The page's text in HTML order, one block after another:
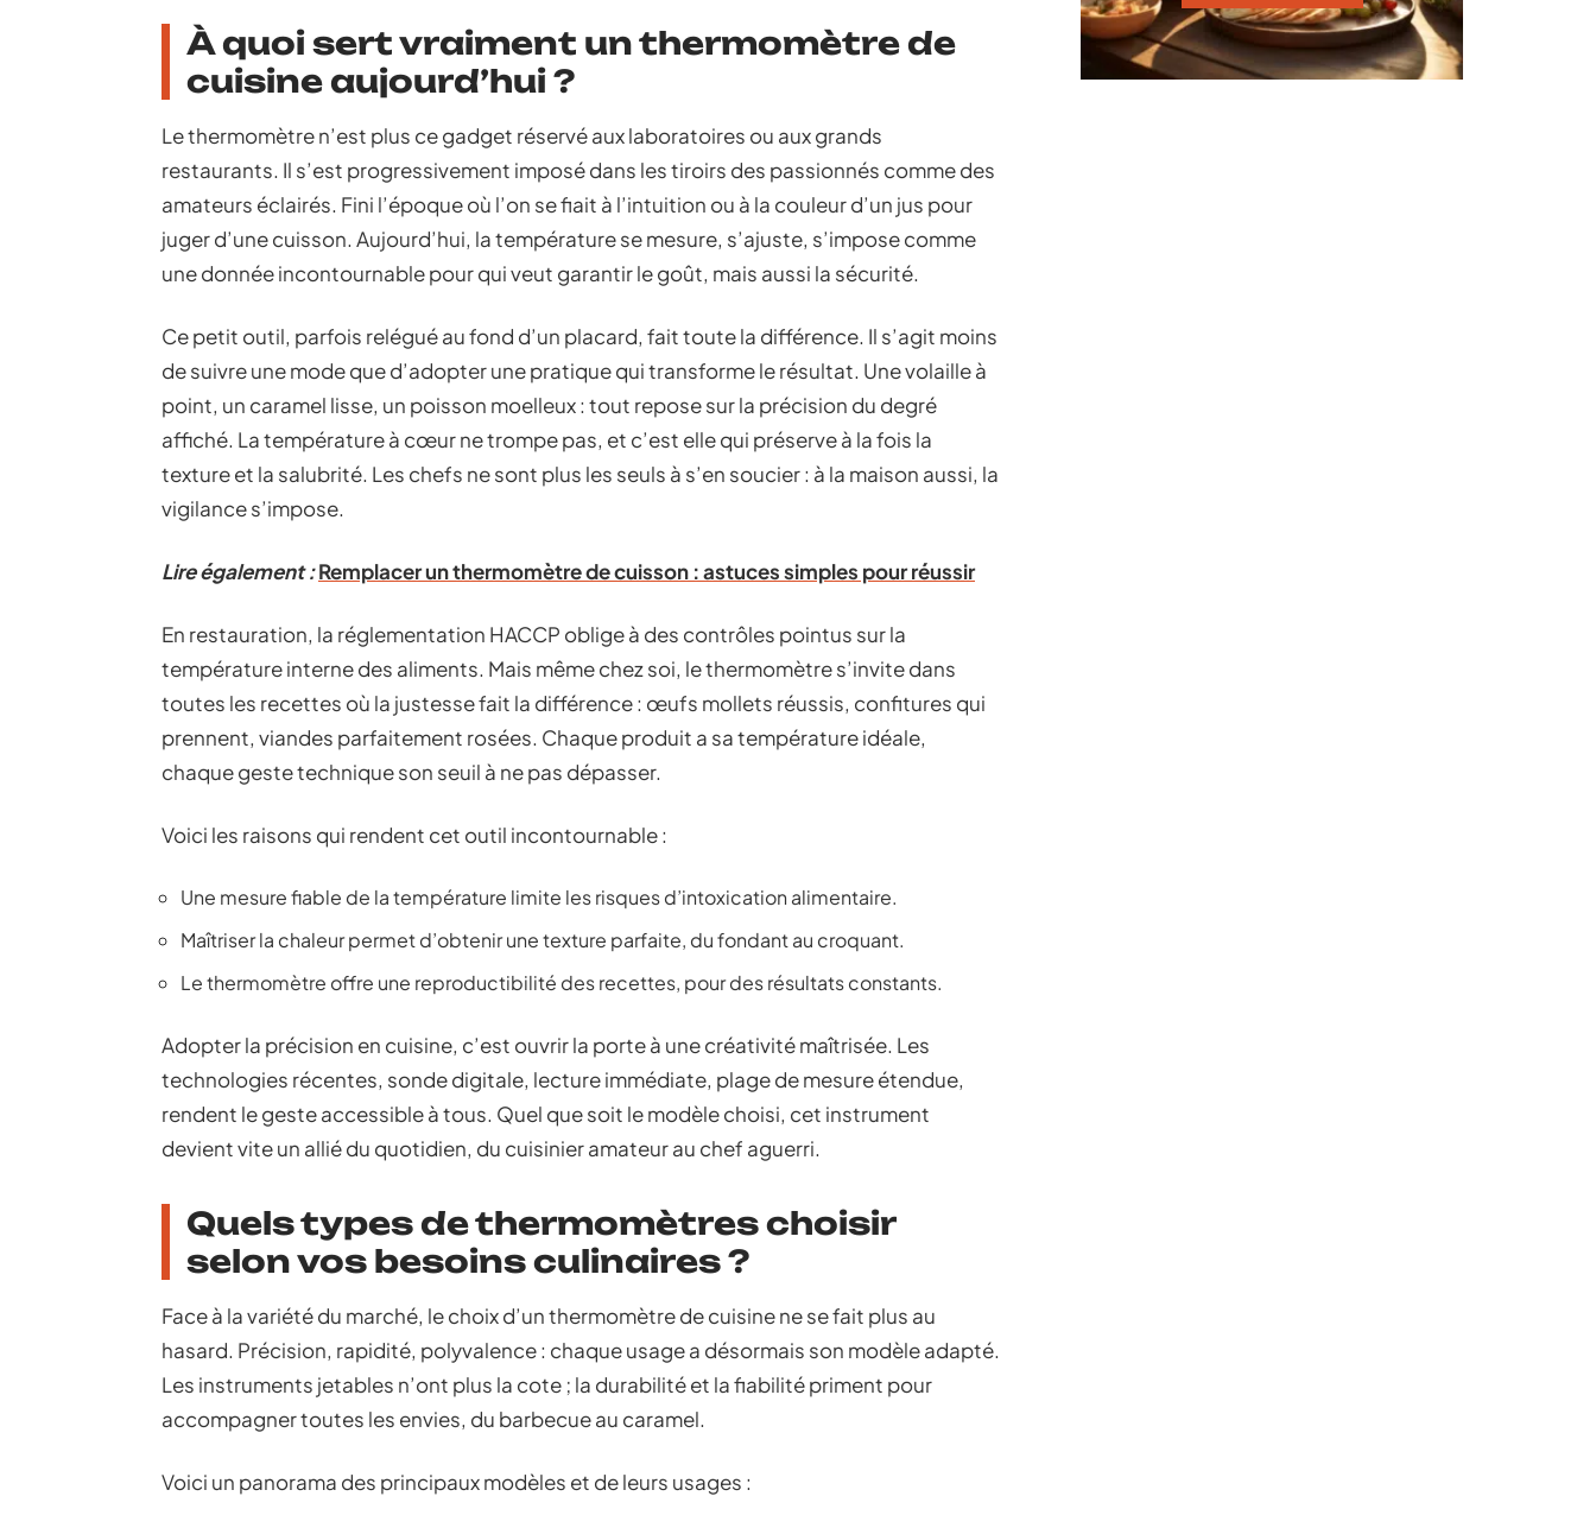
À quoi sert vraiment un thermomètre de
cuisine aujourd’hui ?
Le thermomètre n’est plus ce gadget réservé aux laboratoires ou aux grands
restaurants. Il s’est progressivement imposé dans les tiroirs des passionnés comme des
amateurs éclairés. Fini l’époque où l’on se fiait à l’intuition ou à la couleur d’un jus pour
juger d’une cuisson. Aujourd’hui, la température se mesure, s’ajuste, s’impose comme
une donnée incontournable pour qui veut garantir le goût, mais aussi la sécurité.
Ce petit outil, parfois relégué au fond d’un placard, fait toute la différence. Il s’agit moins
de suivre une mode que d’adopter une pratique qui transforme le résultat. Une volaille à
point, un caramel lisse, un poisson moelleux : tout repose sur la précision du degré
affiché. La température à cœur ne trompe pas, et c’est elle qui préserve à la fois la
texture et la salubrité. Les chefs ne sont plus les seuls à s’en soucier : à la maison aussi, la
vigilance s’impose.
Lire également :Remplacer un thermomètre de cuisson : astuces simples pour réussir
En restauration, la réglementation HACCP oblige à des contrôles pointus sur la
température interne des aliments. Mais même chez soi, le thermomètre s’invite dans
toutes les recettes où la justesse fait la différence : œufs mollets réussis, confitures qui
prennent, viandes parfaitement rosées. Chaque produit a sa température idéale,
chaque geste technique son seuil à ne pas dépasser.
Voici les raisons qui rendent cet outil incontournable :
Une mesure fiable de la température limite les risques d’intoxication alimentaire.
Maîtriser la chaleur permet d’obtenir une texture parfaite, du fondant au croquant.
Le thermomètre offre une reproductibilité des recettes, pour des résultats constants.
Adopter la précision en cuisine, c’est ouvrir la porte à une créativité maîtrisée. Les
technologies récentes, sonde digitale, lecture immédiate, plage de mesure étendue,
rendent le geste accessible à tous. Quel que soit le modèle choisi, cet instrument
devient vite un allié du quotidien, du cuisinier amateur au chef aguerri.
Quels types de thermomètres choisir
selon vos besoins culinaires ?
Face à la variété du marché, le choix d’un thermomètre de cuisine ne se fait plus au
hasard. Précision, rapidité, polyvalence : chaque usage a désormais son modèle adapté.
Les instruments jetables n’ont plus la cote ; la durabilité et la fiabilité priment pour
accompagner toutes les envies, du barbecue au caramel.
Voici un panorama des principaux modèles et de leurs usages :